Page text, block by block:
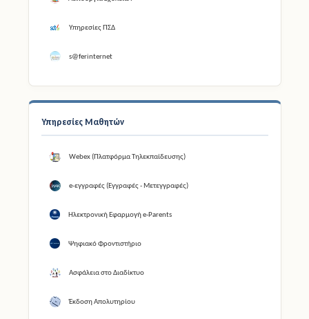
Υπηρεσίες ΠΣΔ
s@ferinternet
Υπηρεσίες Μαθητών
Webex (Πλατφόρμα Τηλεκπαίδευσης)
e-εγγραφές (Εγγραφές - Μετεγγραφές)
Ηλεκτρονική Εφαρμογή e-Parents
Ψηφιακό Φροντιστήριο
Ασφάλεια στο Διαδίκτυο
Έκδοση Απολυτηρίου